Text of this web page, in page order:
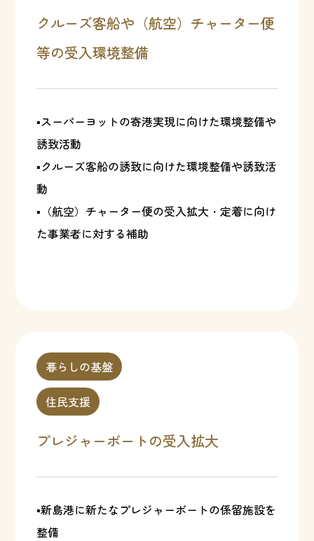
クルーズ客船や（航空）チャーター便
等の受入環境整備
▪スーパーヨットの寄港実現に向けた環境整備や
誘致活動
▪クルーズ客船の誘致に向けた環境整備や誘致活
動
▪（航空）チャーター便の受入拡大・定着に向け
た事業者に対する補助
暮らしの基盤
住民支援
プレジャーボートの受入拡大
▪新島港に新たなプレジャーボートの係留施設を
整備